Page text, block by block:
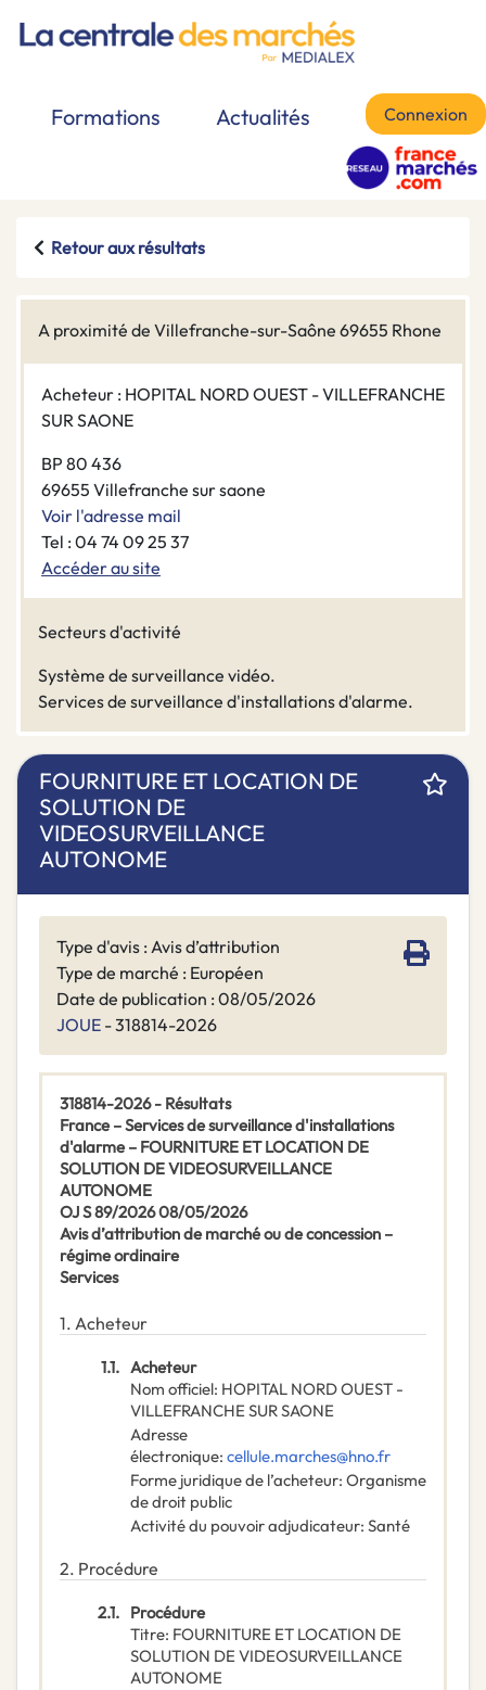
Formations Actualités Connexion
Retour aux résultats
A proximité de Villefranche-sur-Saône 69655 Rhone
Acheteur : HOPITAL NORD OUEST - VILLEFRANCHE
SUR SAONE
BP 80 436
69655 Villefranche sur saone
Voir l'adresse mail
Tel : 04 74 09 25 37
Accéder au site
Secteurs d'activité
Système de surveillance vidéo.
Services de surveillance d'installations d'alarme.
FOURNITURE ET LOCATION DE
SOLUTION DE
VIDEOSURVEILLANCE
AUTONOME
Type d'avis : Avis d’attribution
Type de marché : Européen
Date de publication : 08/05/2026
JOUE - 318814-2026
318814-2026 - Résultats
France – Services de surveillance d'installations
d'alarme – FOURNITURE ET LOCATION DE
SOLUTION DE VIDEOSURVEILLANCE
AUTONOME
OJ S 89/2026 08/05/2026
Avis d’attribution de marché ou de concession –
régime ordinaire
Services
1. Acheteur
1.1. Acheteur
Nom officiel: HOPITAL NORD OUEST -
VILLEFRANCHE SUR SAONE
Adresse
électronique: cellule.marches@hno.fr
Forme juridique de l’acheteur: Organisme
de droit public
Activité du pouvoir adjudicateur: Santé
2. Procédure
2.1. Procédure
Titre: FOURNITURE ET LOCATION DE
SOLUTION DE VIDEOSURVEILLANCE
AUTONOME